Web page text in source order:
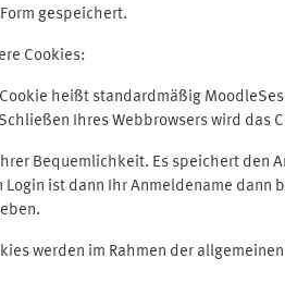
gespeichert.
Cookies:
heißt standardmäßig
Ihres Webbrowsers wird das
Bequemlichkeit. Es speichert den
ist dann Ihr Anmeldename
werden im Rahmen der